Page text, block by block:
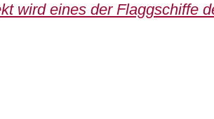
wird eines der Flaggschiffe